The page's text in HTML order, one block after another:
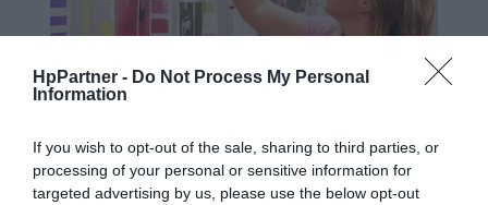
HpPartner - Do Not Process My Personal
Information
If you wish to opt-out of the sale, sharing to third parties, or
processing of your personal or sensitive information for
targeted advertising by us, please use the below opt-out